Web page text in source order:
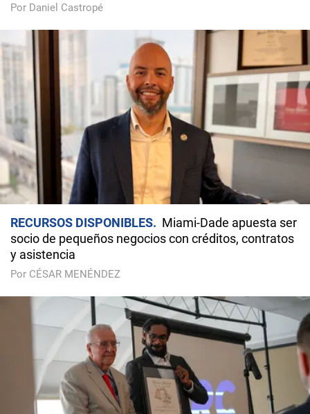
Por Daniel Castropé
RECURSOS DISPONIBLES
Miami-Dade apuesta ser
socio de pequeños negocios con créditos, contratos
y asistencia
Por CÉSAR MENÉNDEZ